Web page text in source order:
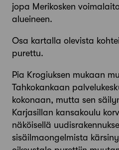
jopa Merikosken
alueineen.
Osa kartalla olevista
purettu.
Pia Krogiuksen mukaan
Tahkokankaan
kokonaan, mutta sen
Karjasillan kansakoulu
näköisellä
sisäilmaongelmista